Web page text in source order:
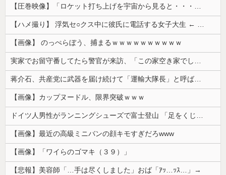
【圧巻映像】「ロケット打ち上げを宇宙から見ると・・・」の動画が衝撃的
【ハメ撮り】 浮気セ○クス中に彼氏に電話する女子大生 ← これを現実にやる子が現れる…
【画像】 のっぺらぼう、捕まるｗｗｗｗｗｗｗｗｗｗ
実家でお留守番してたら警官が来訪、「この家空き家でしたよね？」と問いかけてくるが実際は30年ほど住んでおり……
蒋介石、共産党に武器を届け続けて「運輸大隊長」と呼ばれる
【画像】カップヌードル、限界突破ｗｗｗ
ドイツ人男性がランニングシューズで富士登山 「足をくじいて動けない」
【画像】最近の高級ミニバンの顔キモすぎだろwww
【画像】「ワイらのゴマキ（３９）」
【悲報】美容師「…手は尽くしました」おば「ｱｯ…ｯｽ…」→